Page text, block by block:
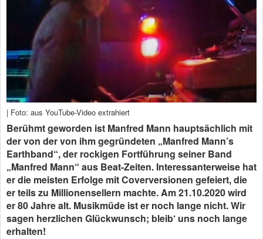
| Foto: aus YouTube-Video extrahiert
Berühmt geworden ist Manfred Mann hauptsächlich mit
der von der von ihm gegründeten „Manfred Mann’s
Earthband“, der rockigen Fortführung seiner Band
„Manfred Mann“ aus Beat-Zeiten. Interessanterweise hat
er die meisten Erfolge mit Coverversionen gefeiert, die
er teils zu Millionensellern machte. Am 21.10.2020 wird
er 80 Jahre alt. Musikmüde ist er noch lange nicht. Wir
sagen herzlichen Glückwunsch; bleib‘ uns noch lange
erhalten!